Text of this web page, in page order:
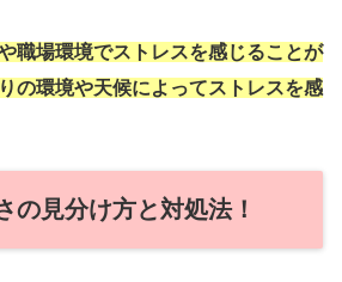
職場環境でストレスを感じることが
の環境や天候によってストレスを感
の見分け方と対処法！